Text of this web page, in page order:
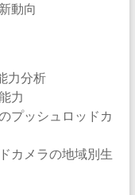
動向
力分析
力
プッシュロッドカ
カメラの地域別生